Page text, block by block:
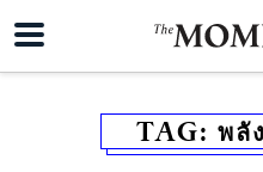
TAG: พลั